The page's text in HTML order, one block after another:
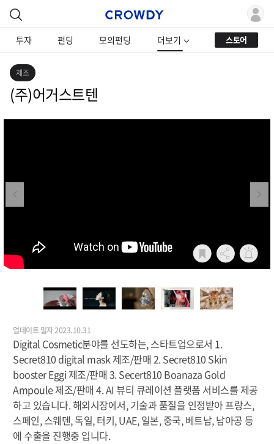
투자 펀딩 모의펀딩 더보기 스토어
제조
(주)어거스트텐
Previous Next
업데이트 일자 2023.10.31
Digital Cosmetic분야를 선도하는, 스타트업으로서 1.
Secret810 digital mask 제조/판매 2. Secret810 Skin
booster Eggi 제조/판매 3. Secert810 Boanaza Gold
Ampoule 제조/판매 4. AI 뷰티 큐레이션 플랫폼 서비스를 제공
하고 있습니다. 해외시장에서, 기술과 품질을 인정받아 프랑스,
스페인, 스웨덴, 독일, 터키, UAE, 일본, 중국, 베트남, 남아공 등
에 수출을 진행중 입니다.